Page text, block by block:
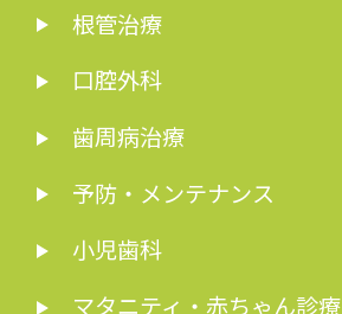
根管治療
口腔外科
歯周病治療
予防・メンテナンス
小児歯科
マタニティ・赤ちゃん診療